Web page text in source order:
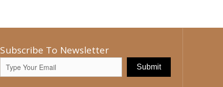
Subscribe To Newsletter